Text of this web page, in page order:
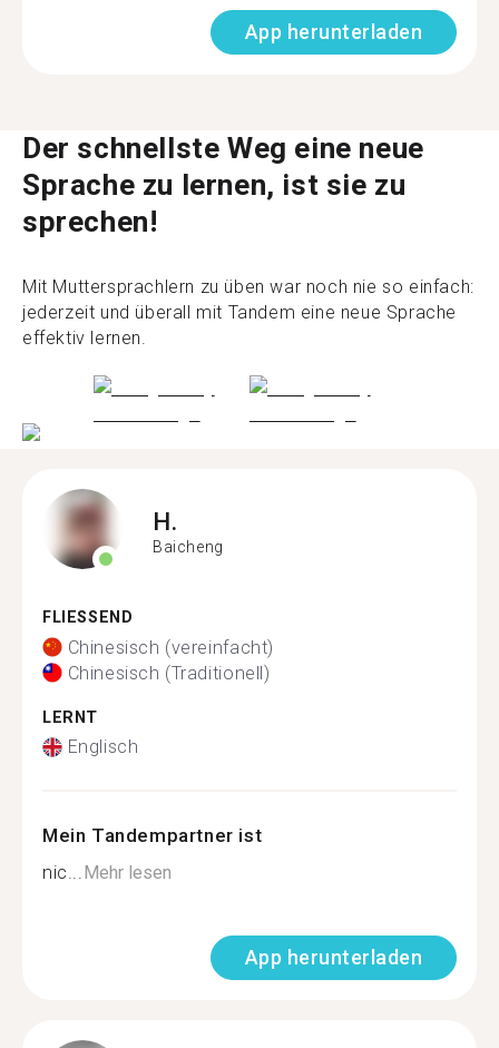
App herunterladen
Der schnellste Weg eine neue
Sprache zu lernen, ist sie zu
sprechen!
Mit Muttersprachlern zu üben war noch nie so einfach:
jederzeit und überall mit Tandem eine neue Sprache
effektiv lernen.
H.
Baicheng
FLIESSEND
Chinesisch (vereinfacht)
Chinesisch (Traditionell)
LERNT
Englisch
Mein Tandempartner ist
nic...Mehr lesen
App herunterladen